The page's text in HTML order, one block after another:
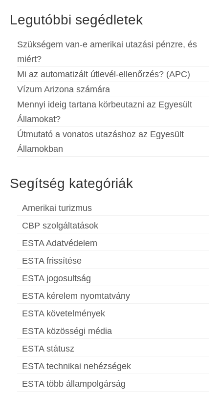
Legutóbbi segédletek
Szükségem van-e amerikai utazási pénzre, és
miért?
Mi az automatizált útlevél-ellenőrzés? (APC)
Vízum Arizona számára
Mennyi ideig tartana körbeutazni az Egyesült
Államokat?
Útmutató a vonatos utazáshoz az Egyesült
Államokban
Segítség kategóriák
Amerikai turizmus
CBP szolgáltatások
ESTA Adatvédelem
ESTA frissítése
ESTA jogosultság
ESTA kérelem nyomtatvány
ESTA követelmények
ESTA közösségi média
ESTA státusz
ESTA technikai nehézségek
ESTA több állampolgárság